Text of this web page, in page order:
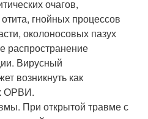
очагов,
гнойных процессов
околоносовых пазух
распространение
Вирусный
возникнуть как
ОРВИ.
При открытой травме с